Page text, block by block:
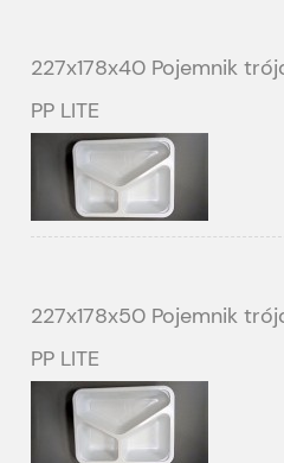
227x178x40 Pojemnik
PP LITE
227x178x50 Pojemnik
PP LITE